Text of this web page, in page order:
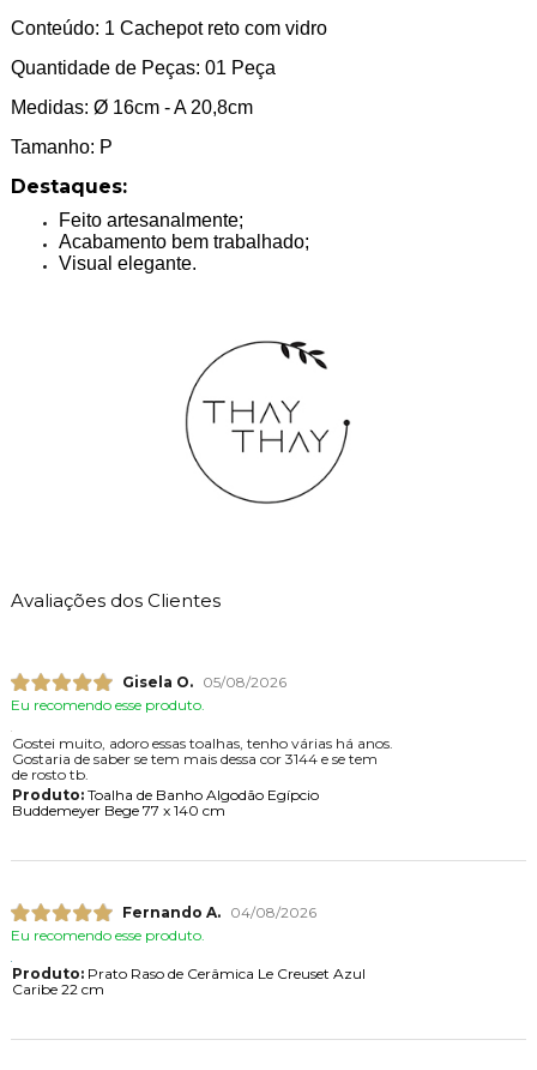
Conteúdo: 1 Cachepot reto com vidro
Quantidade de Peças: 01 Peça
Medidas: Ø 16cm - A 20,8cm
Tamanho: P
Destaques:
Feito artesanalmente;
Acabamento bem trabalhado;
Visual elegante.
Avaliações dos Clientes
Gisela O.
05/08/2026
Eu recomendo esse produto.
Gostei muito, adoro essas toalhas, tenho várias há anos.
Gostaria de saber se tem mais dessa cor 3144 e se tem
de rosto tb.
Produto:Toalha de Banho Algodão Egípcio
Buddemeyer Bege 77 x 140 cm
Fernando A.
04/08/2026
Eu recomendo esse produto.
Produto:Prato Raso de Cerâmica Le Creuset Azul
Caribe 22 cm